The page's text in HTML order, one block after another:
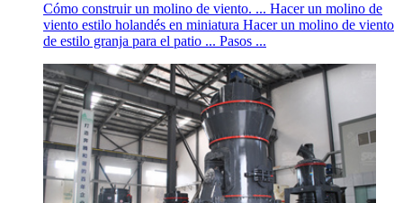
Cómo construir un molino de viento. ... Hacer un molino de
viento estilo holandés en miniatura Hacer un molino de viento
de estilo granja para el patio ... Pasos ...